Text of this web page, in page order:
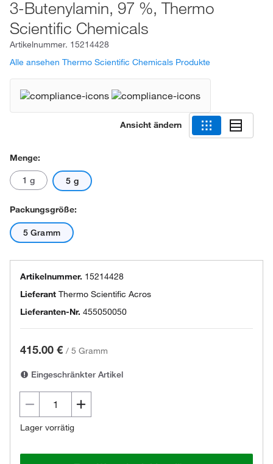
3-Butenylamin, 97 %, Thermo
Scientific Chemicals
Artikelnummer. 15214428
Alle ansehen Thermo Scientific Chemicals Produkte
Ansicht ändern
Menge:
1 g 5 g
Packungsgröße:
5 Gramm
Artikelnummer. 15214428
Lieferant Thermo Scientific Acros
Lieferanten-Nr. 455050050
415.00 € / 5 Gramm
Eingeschränkter Artikel
Lager vorrätig